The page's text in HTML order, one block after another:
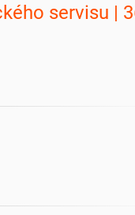
servisu |